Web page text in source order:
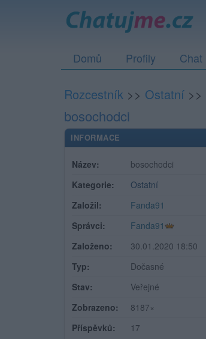
Domů Profily Chat
Rozcestník >> Ostatní >>
bosochodci
INFORMACE
Název:
bosochodci
Kategorie:
Ostatní
Založil:
Fanda91
Správci:
Fanda91
Založeno:
30.01.2020 18:50
Typ:
Dočasné
Stav:
Veřejné
Zobrazeno:
8187×
Příspěvků:
17